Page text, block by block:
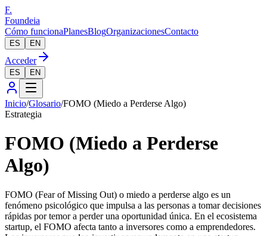
F.
Foundeia
Cómo funcionaPlanesBlogOrganizacionesContacto
ES EN
Acceder
ES EN
Inicio/Glosario/FOMO (Miedo a Perderse Algo)
Estrategia
FOMO (Miedo a Perderse
Algo)
FOMO (Fear of Missing Out) o miedo a perderse algo es un
fenómeno psicológico que impulsa a las personas a tomar decisiones
rápidas por temor a perder una oportunidad única. En el ecosistema
startup, el FOMO afecta tanto a inversores como a emprendedores.